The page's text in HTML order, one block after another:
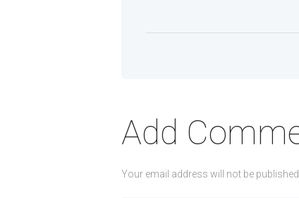
Add
Your email address will not be